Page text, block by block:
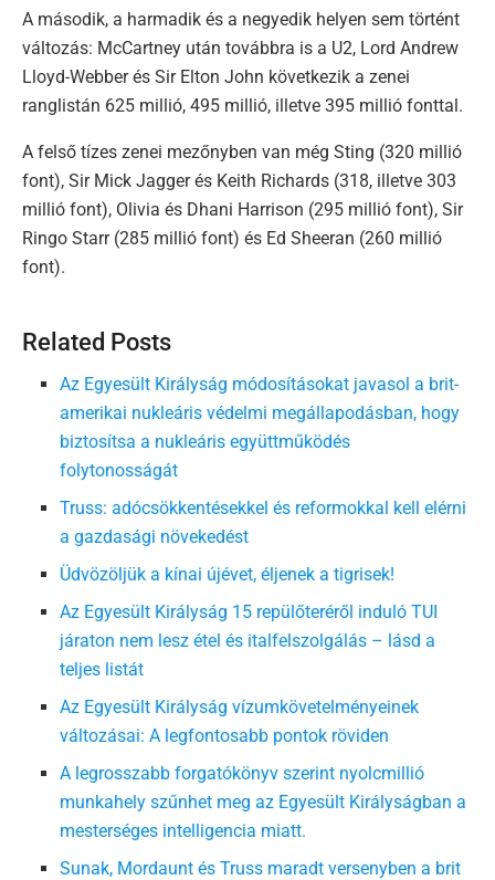
A második, a harmadik és a negyedik helyen sem történt
változás: McCartney után továbbra is a U2, Lord Andrew
Lloyd-Webber és Sir Elton John következik a zenei
ranglistán 625 millió, 495 millió, illetve 395 millió fonttal.
A felső tízes zenei mezőnyben van még Sting (320 millió
font), Sir Mick Jagger és Keith Richards (318, illetve 303
millió font), Olivia és Dhani Harrison (295 millió font), Sir
Ringo Starr (285 millió font) és Ed Sheeran (260 millió
font).
Related Posts
Az Egyesült Királyság módosításokat javasol a brit-
amerikai nukleáris védelmi megállapodásban, hogy
biztosítsa a nukleáris együttműködés
folytonosságát
Truss: adócsökkentésekkel és reformokkal kell elérni
a gazdasági növekedést
Üdvözöljük a kínai újévet, éljenek a tigrisek!
Az Egyesült Királyság 15 repülőteréről induló TUI
járaton nem lesz étel és italfelszolgálás – lásd a
teljes listát
Az Egyesült Királyság vízumkövetelményeinek
változásai: A legfontosabb pontok röviden
A legrosszabb forgatókönyv szerint nyolcmillió
munkahely szűnhet meg az Egyesült Királyságban a
mesterséges intelligencia miatt.
Sunak, Mordaunt és Truss maradt versenyben a brit